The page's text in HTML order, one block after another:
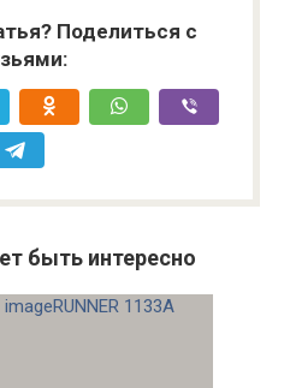
Поделиться с
быть интересно